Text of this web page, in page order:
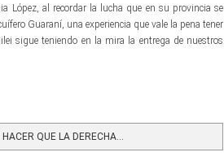
López, al recordar la lucha que en su provincia se
Guaraní, una experiencia que vale la pena tener
sigue teniendo en la mira la entrega de nuestros
QUE LA DERECHA...